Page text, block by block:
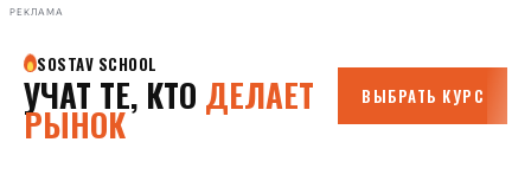
РЕКЛАМА